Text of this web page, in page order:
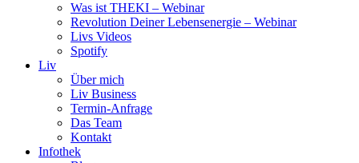
Was ist THEKI – Webinar
Revolution Deiner Lebensenergie – Webinar
Livs Videos
Spotify
Liv
Über mich
Liv Business
Termin-Anfrage
Das Team
Kontakt
Infothek